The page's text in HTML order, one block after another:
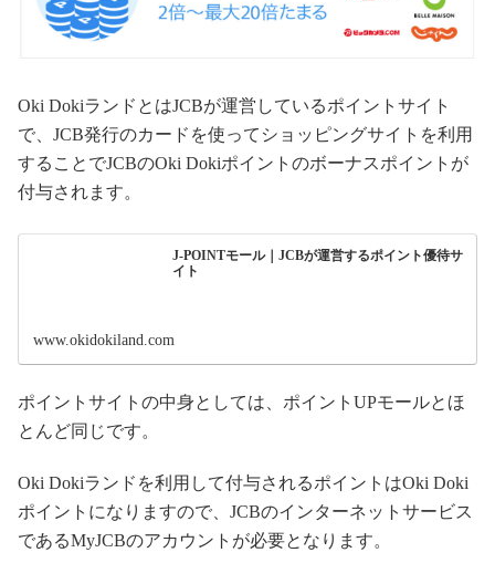
Oki DokiランドとはJCBが運営しているポイントサイト
で、JCB発行のカードを使ってショッピングサイトを利用
することでJCBのOki Dokiポイントのボーナスポイントが
付与されます。
J-POINTモール｜JCBが運営するポイント優待サ
イト
www.okidokiland.com
ポイントサイトの中身としては、ポイントUPモールとほ
とんど同じです。
Oki Dokiランドを利用して付与されるポイントはOki Doki
ポイントになりますので、JCBのインターネットサービス
であるMyJCBのアカウントが必要となります。